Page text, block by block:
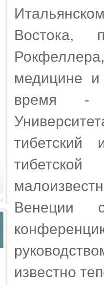
Востока,
медицине
время -
Венеции
известно